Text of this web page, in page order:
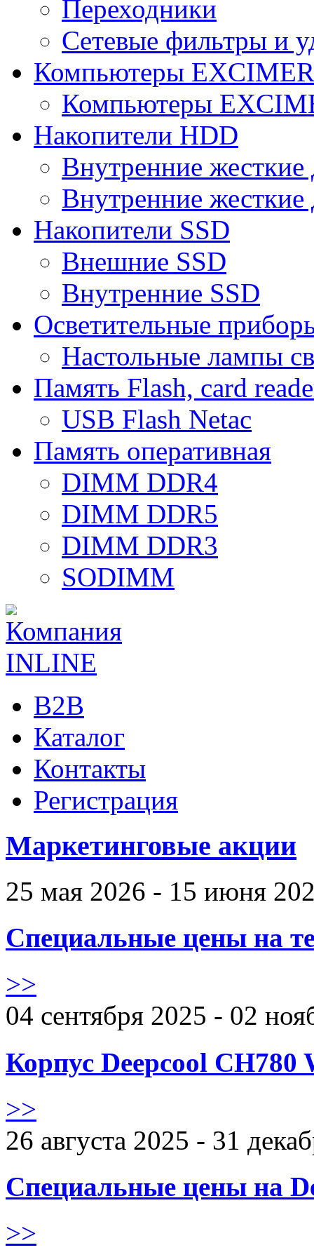
Переходники
Сетевые фильтры и
Компьютеры
Компьютеры
Накопители HDD
Внутренние
Внутренние
Накопители SSD
Внешние SSD
Внутренние SSD
Осветительные
Настольные лампы
Память Flash, card
USB Flash Netac
Память оперативная
DIMM DDR4
DIMM DDR5
DIMM DDR3
SODIMM
B2B
Каталог
Контакты
Регистрация
Маркетинговые акции
25 мая 2026 - 15 июня
Специальные цены на
>>
04 сентября 2025 - 02
Корпус Deepcool CH780
>>
26 августа 2025 - 31
Специальные цены на
>>